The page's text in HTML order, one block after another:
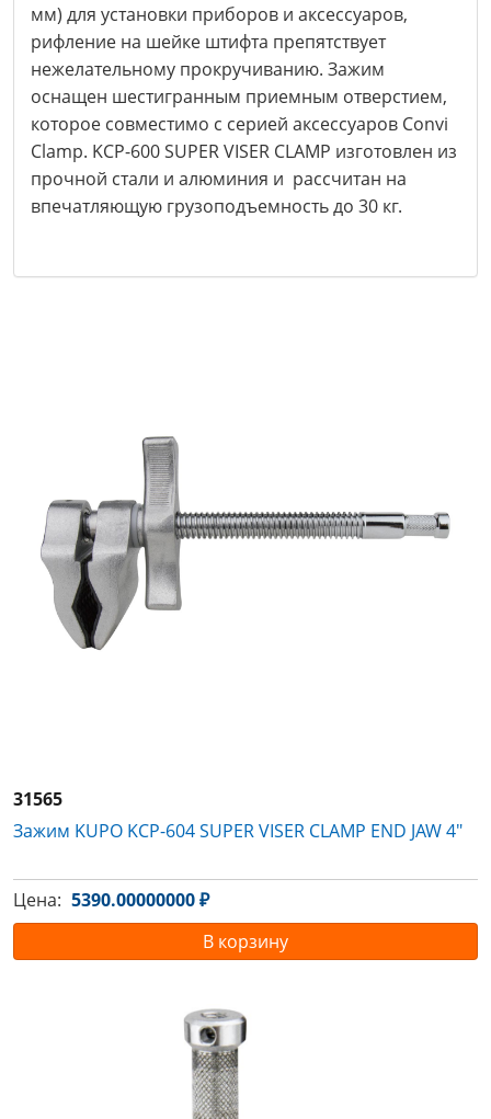
мм) для установки приборов и аксессуаров,
рифление на шейке штифта препятствует
нежелательному прокручиванию. Зажим
оснащен шестигранным приемным отверстием,
которое совместимо с серией аксессуаров Convi
Clamp. KCP-600 SUPER VISER CLAMP изготовлен из
прочной стали и алюминия и рассчитан на
впечатляющую грузоподъемность до 30 кг.
31565
Зажим KUPO KCP-604 SUPER VISER CLAMP END JAW 4"
Цена: 5390.00000000 ₽
В корзину